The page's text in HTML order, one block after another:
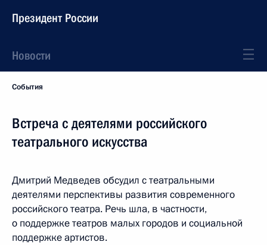
Президент России
Новости
События
Встреча с деятелями российского
театрального искусства
Дмитрий Медведев обсудил с театральными
деятелями перспективы развития современного
российского театра. Речь шла, в частности,
о поддержке театров малых городов и социальной
поддержке артистов.